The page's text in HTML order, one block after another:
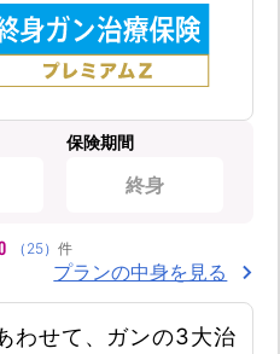
保険期間
終身
（ 25） 件
プランの中身を見る
わせて、ガンの3大治